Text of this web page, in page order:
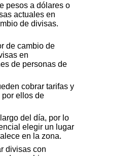
pesos a dólares o
actuales en
de divisas.
de cambio de
en
de personas de
cobrar tarifas y
por ellos de
del día, por lo
elegir un lugar
en la zona.
divisas con